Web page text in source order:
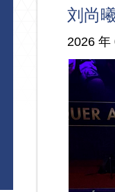
刘尚
2026 年